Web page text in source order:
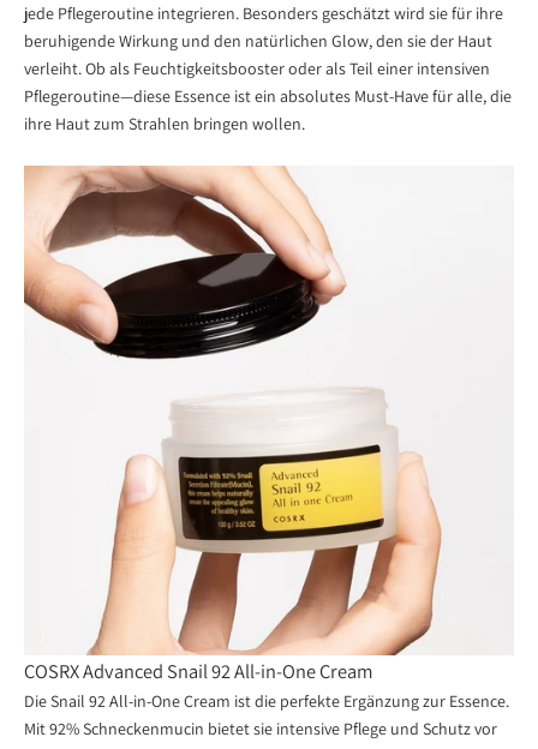
jede Pflegeroutine integrieren. Besonders geschätzt wird sie für ihre
beruhigende Wirkung und den natürlichen Glow, den sie der Haut
verleiht. Ob als Feuchtigkeitsbooster oder als Teil einer intensiven
Pflegeroutine—diese Essence ist ein absolutes Must-Have für alle, die
ihre Haut zum Strahlen bringen wollen.
COSRX Advanced Snail 92 All-in-One Cream
Die Snail 92 All-in-One Cream ist die perfekte Ergänzung zur Essence.
Mit 92% Schneckenmucin bietet sie intensive Pflege und Schutz vor